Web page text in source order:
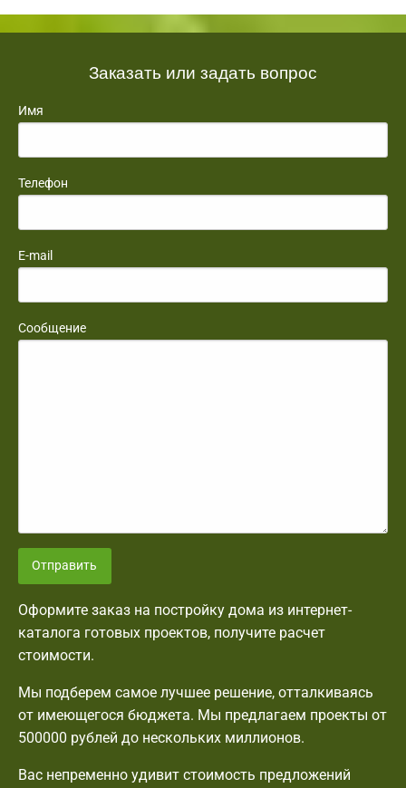
Заказать или задать вопрос
Имя
Телефон
E-mail
Сообщение
Отправить
Оформите заказ на постройку дома из интернет-
каталога готовых проектов, получите расчет
стоимости.
Мы подберем самое лучшее решение, отталкиваясь
от имеющегося бюджета. Мы предлагаем проекты от
500000 рублей до нескольких миллионов.
Вас непременно удивит стоимость предложений